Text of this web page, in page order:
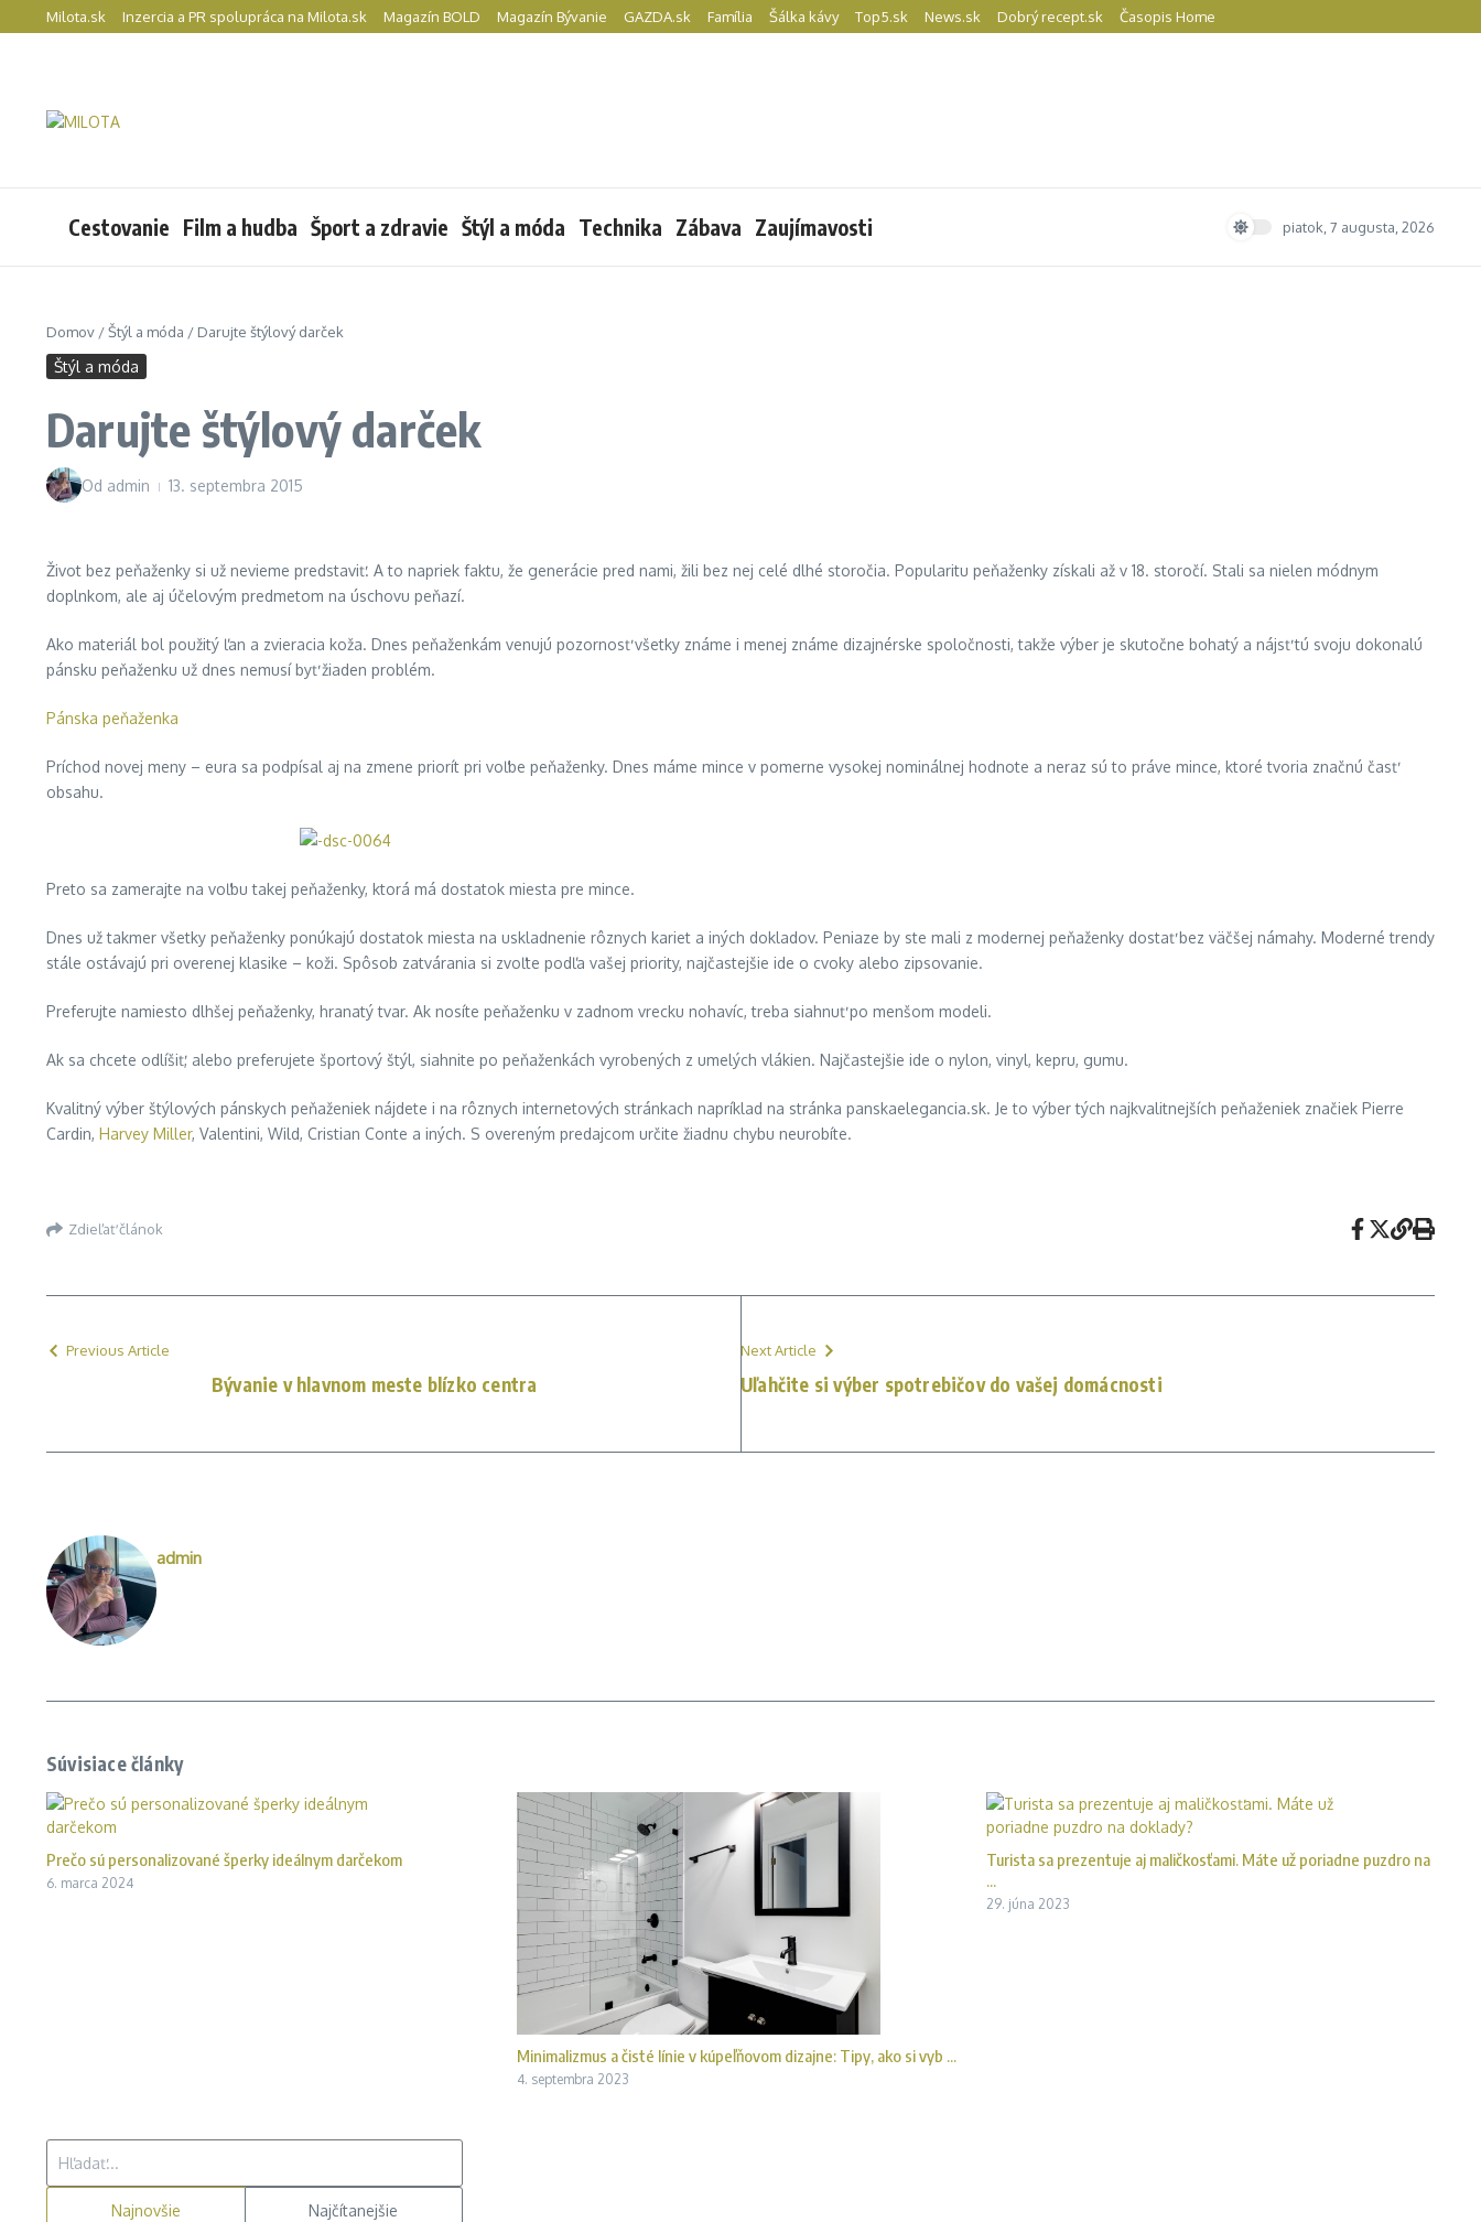
Preskočiť na obsah
Milota.sk Inzercia a PR spolupráca na Milota.sk Magazín BOLD Magazín Bývanie GAZDA.sk Família Šálka kávy Top5.sk News.sk Dobrý recept.sk Časopis Home
Cestovanie Film a hudba Šport a zdravie Štýl a móda Technika Zábava Zaujímavosti piatok, 7 augusta, 2026
Domov /Štýl a móda / Darujte štýlový darček
Štýl a móda
Darujte štýlový darček
Od admin 13. septembra 2015
Život bez peňaženky si už nevieme predstaviť. A to napriek faktu, že generácie pred nami, žili bez nej celé dlhé storočia. Popularitu peňaženky získali až v 18. storočí. Stali sa nielen módnym
doplnkom, ale aj účelovým predmetom na úschovu peňazí.
Ako materiál bol použitý ľan a zvieracia koža. Dnes peňaženkám venujú pozornosť všetky známe i menej známe dizajnérske spoločnosti, takže výber je skutočne bohatý a nájsť tú svoju dokonalú
pánsku peňaženku už dnes nemusí byť žiaden problém.
Pánska peňaženka
Príchod novej meny – eura sa podpísal aj na zmene priorít pri voľbe peňaženky. Dnes máme mince v pomerne vysokej nominálnej hodnote a neraz sú to práve mince, ktoré tvoria značnú časť
obsahu.
Preto sa zamerajte na voľbu takej peňaženky, ktorá má dostatok miesta pre mince.
Dnes už takmer všetky peňaženky ponúkajú dostatok miesta na uskladnenie rôznych kariet a iných dokladov. Peniaze by ste mali z modernej peňaženky dostať bez väčšej námahy. Moderné trendy
stále ostávajú pri overenej klasike – koži. Spôsob zatvárania si zvoľte podľa vašej priority, najčastejšie ide o cvoky alebo zipsovanie.
Preferujte namiesto dlhšej peňaženky, hranatý tvar. Ak nosíte peňaženku v zadnom vrecku nohavíc, treba siahnuť po menšom modeli.
Ak sa chcete odlíšiť, alebo preferujete športový štýl, siahnite po peňaženkách vyrobených z umelých vlákien. Najčastejšie ide o nylon, vinyl, kepru, gumu.
Kvalitný výber štýlových pánskych peňaženiek nájdete i na rôznych internetových stránkach napríklad na stránka panskaelegancia.sk. Je to výber tých najkvalitnejších peňaženiek značiek Pierre
Cardin, Harvey Miller, Valentini, Wild, Cristian Conte a iných. S overeným predajcom určite žiadnu chybu neurobíte.
Zdieľať článok
Previous Article
Bývanie v hlavnom meste blízko centra
Next Article
Uľahčite si výber spotrebičov do vašej domácnosti
admin
Súvisiace články
Prečo sú personalizované šperky ideálnym darčekom
6. marca 2024
Minimalizmus a čisté línie v kúpeľňovom dizajne: Tipy, ako si vyb ...
4. septembra 2023
Turista sa prezentuje aj maličkosťami. Máte už poriadne puzdro na
...
29. júna 2023
Najnovšie Najčítanejšie